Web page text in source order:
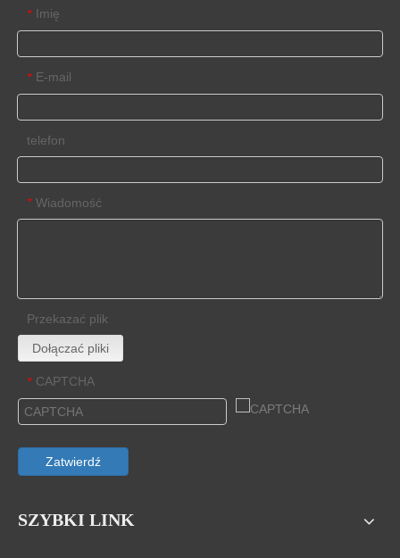
* Imię
* E-mail
telefon
* Wiadomość
Przekazać plik
Dołączać pliki
* CAPTCHA
Zatwierdź
SZYBKI LINK